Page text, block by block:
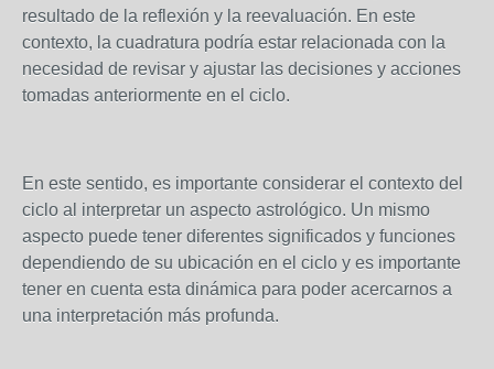
resultado de la reflexión y la reevaluación. En este
contexto, la cuadratura podría estar relacionada con la
necesidad de revisar y ajustar las decisiones y acciones
tomadas anteriormente en el ciclo.
En este sentido, es importante considerar el contexto del
ciclo al interpretar un aspecto astrológico. Un mismo
aspecto puede tener diferentes significados y funciones
dependiendo de su ubicación en el ciclo y es importante
tener en cuenta esta dinámica para poder acercarnos a
una interpretación más profunda.